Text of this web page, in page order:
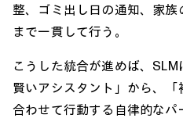
整、ゴミ出し日の通知、家
まで一貫して行う。
こうした統合が進めば、
賢いアシスタント」から、
合わせて行動する自律的な